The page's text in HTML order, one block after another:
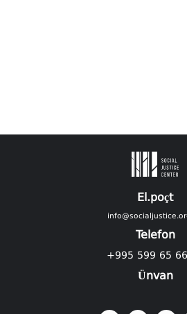
El.poçt
Telefon
+995 599 65
Ünvan